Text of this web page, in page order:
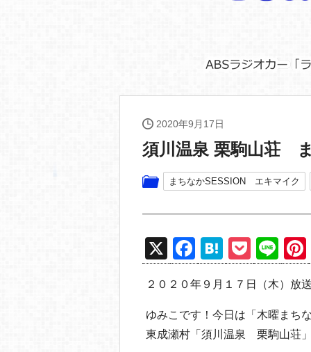
2020年9月17日
須川温泉 栗駒山荘
まちなかSESSION エキマイク
X
F
a
c
e
b
H
at
e
n
a
P
o
ck
et
Li
n
e
２０２０年９月１７日（木）放送
ゆみこです！今日は「木曜まち
東成瀬村「須川温泉 栗駒山荘」